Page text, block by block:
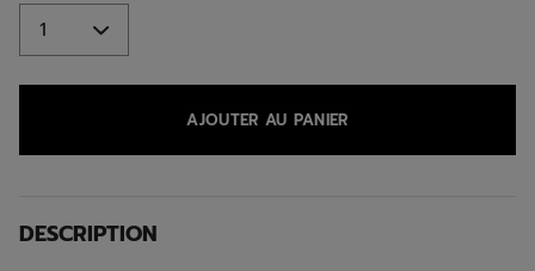
AJOUTER AU PANIER
DESCRIPTION